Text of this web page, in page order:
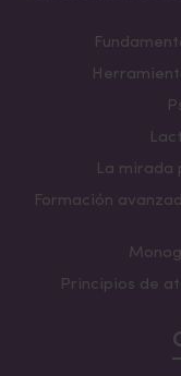
La mirada
Formación
Principios de